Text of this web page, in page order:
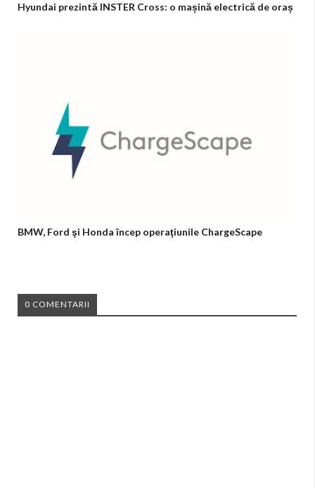
Hyundai prezintă INSTER Cross: o mașină electrică de oraș
BMW, Ford şi Honda încep operaţiunile ChargeScape
0 COMENTARII